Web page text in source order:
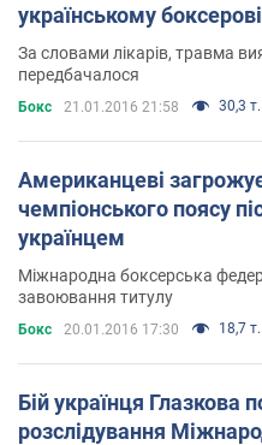
українському
За словами лікарів, травма
передбачалося
Бокс 21.01.2016 21:58 30,3 т.
Американцеві
чемпіонського поясу
українцем
Міжнародна боксерська
завоювання титулу
Бокс 20.01.2016 17:30 18,7 т.
Бій українця Глазкова
розслідування